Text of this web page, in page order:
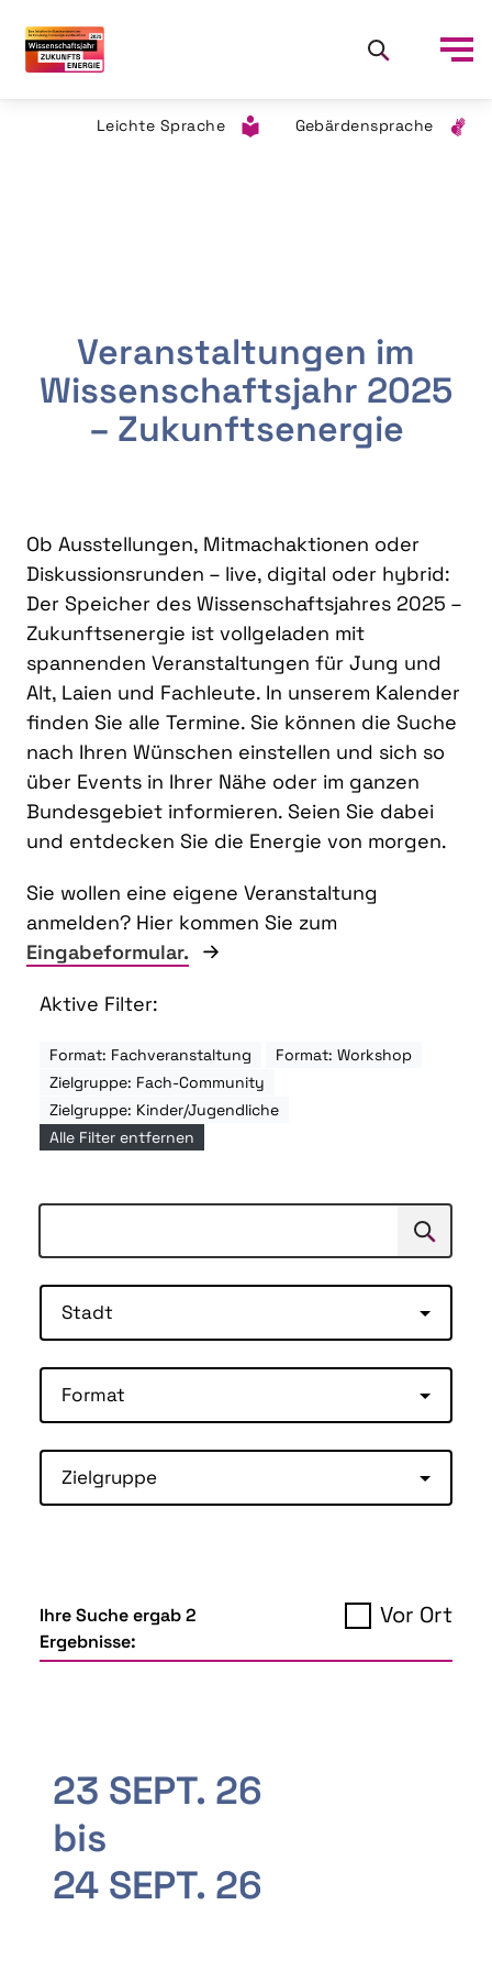
Leichte Sprache Gebärdensprache
Veranstaltungen im
Wissenschaftsjahr 2025
– Zukunftsenergie
Ob Ausstellungen, Mitmachaktionen oder
Diskussionsrunden – live, digital oder hybrid:
Der Speicher des Wissenschaftsjahres 2025 –
Zukunftsenergie ist vollgeladen mit
spannenden Veranstaltungen für Jung und
Alt, Laien und Fachleute. In unserem Kalender
finden Sie alle Termine. Sie können die Suche
nach Ihren Wünschen einstellen und sich so
über Events in Ihrer Nähe oder im ganzen
Bundesgebiet informieren. Seien Sie dabei
und entdecken Sie die Energie von morgen.
Sie wollen eine eigene Veranstaltung
anmelden? Hier kommen Sie zum
Eingabeformular.
Aktive Filter:
Format: Fachveranstaltung
Format: Workshop
Zielgruppe: Fach-Community
Zielgruppe: Kinder/Jugendliche
Alle Filter entfernen
Suchen
Stadt
Format
Zielgruppe
Ihre Suche ergab 2
Ergebnisse:
Vor Ort
23 SEPT. 26
bis
24 SEPT. 26